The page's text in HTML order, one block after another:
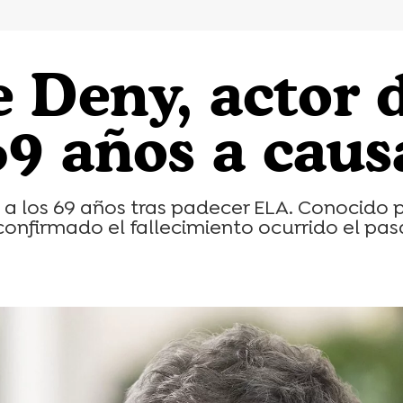
Deny, actor
años a
los 69 años tras padecer ELA.
el fallecimiento ocurrido el